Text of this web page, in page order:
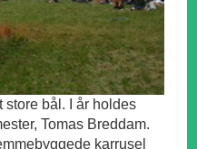
bål. I år holdes
Tomas Breddam.
karrusel